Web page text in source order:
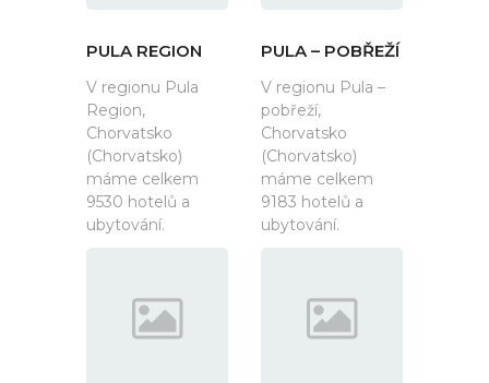
PULA REGION
V regionu Pula
Region,
Chorvatsko
(Chorvatsko)
máme celkem
9530 hotelů a
ubytování.
PULA – POBŘEŽÍ
V regionu Pula –
pobřeží,
Chorvatsko
(Chorvatsko)
máme celkem
9183 hotelů a
ubytování.